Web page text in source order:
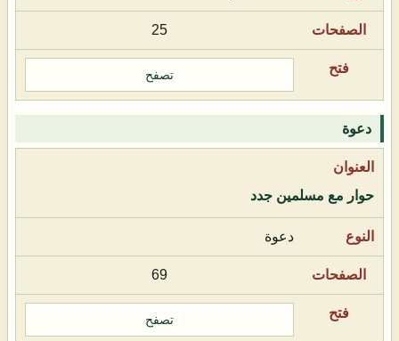
25
تصفح
دعوة
حوار مع مسلمين جدد
دعوة
69
تصفح